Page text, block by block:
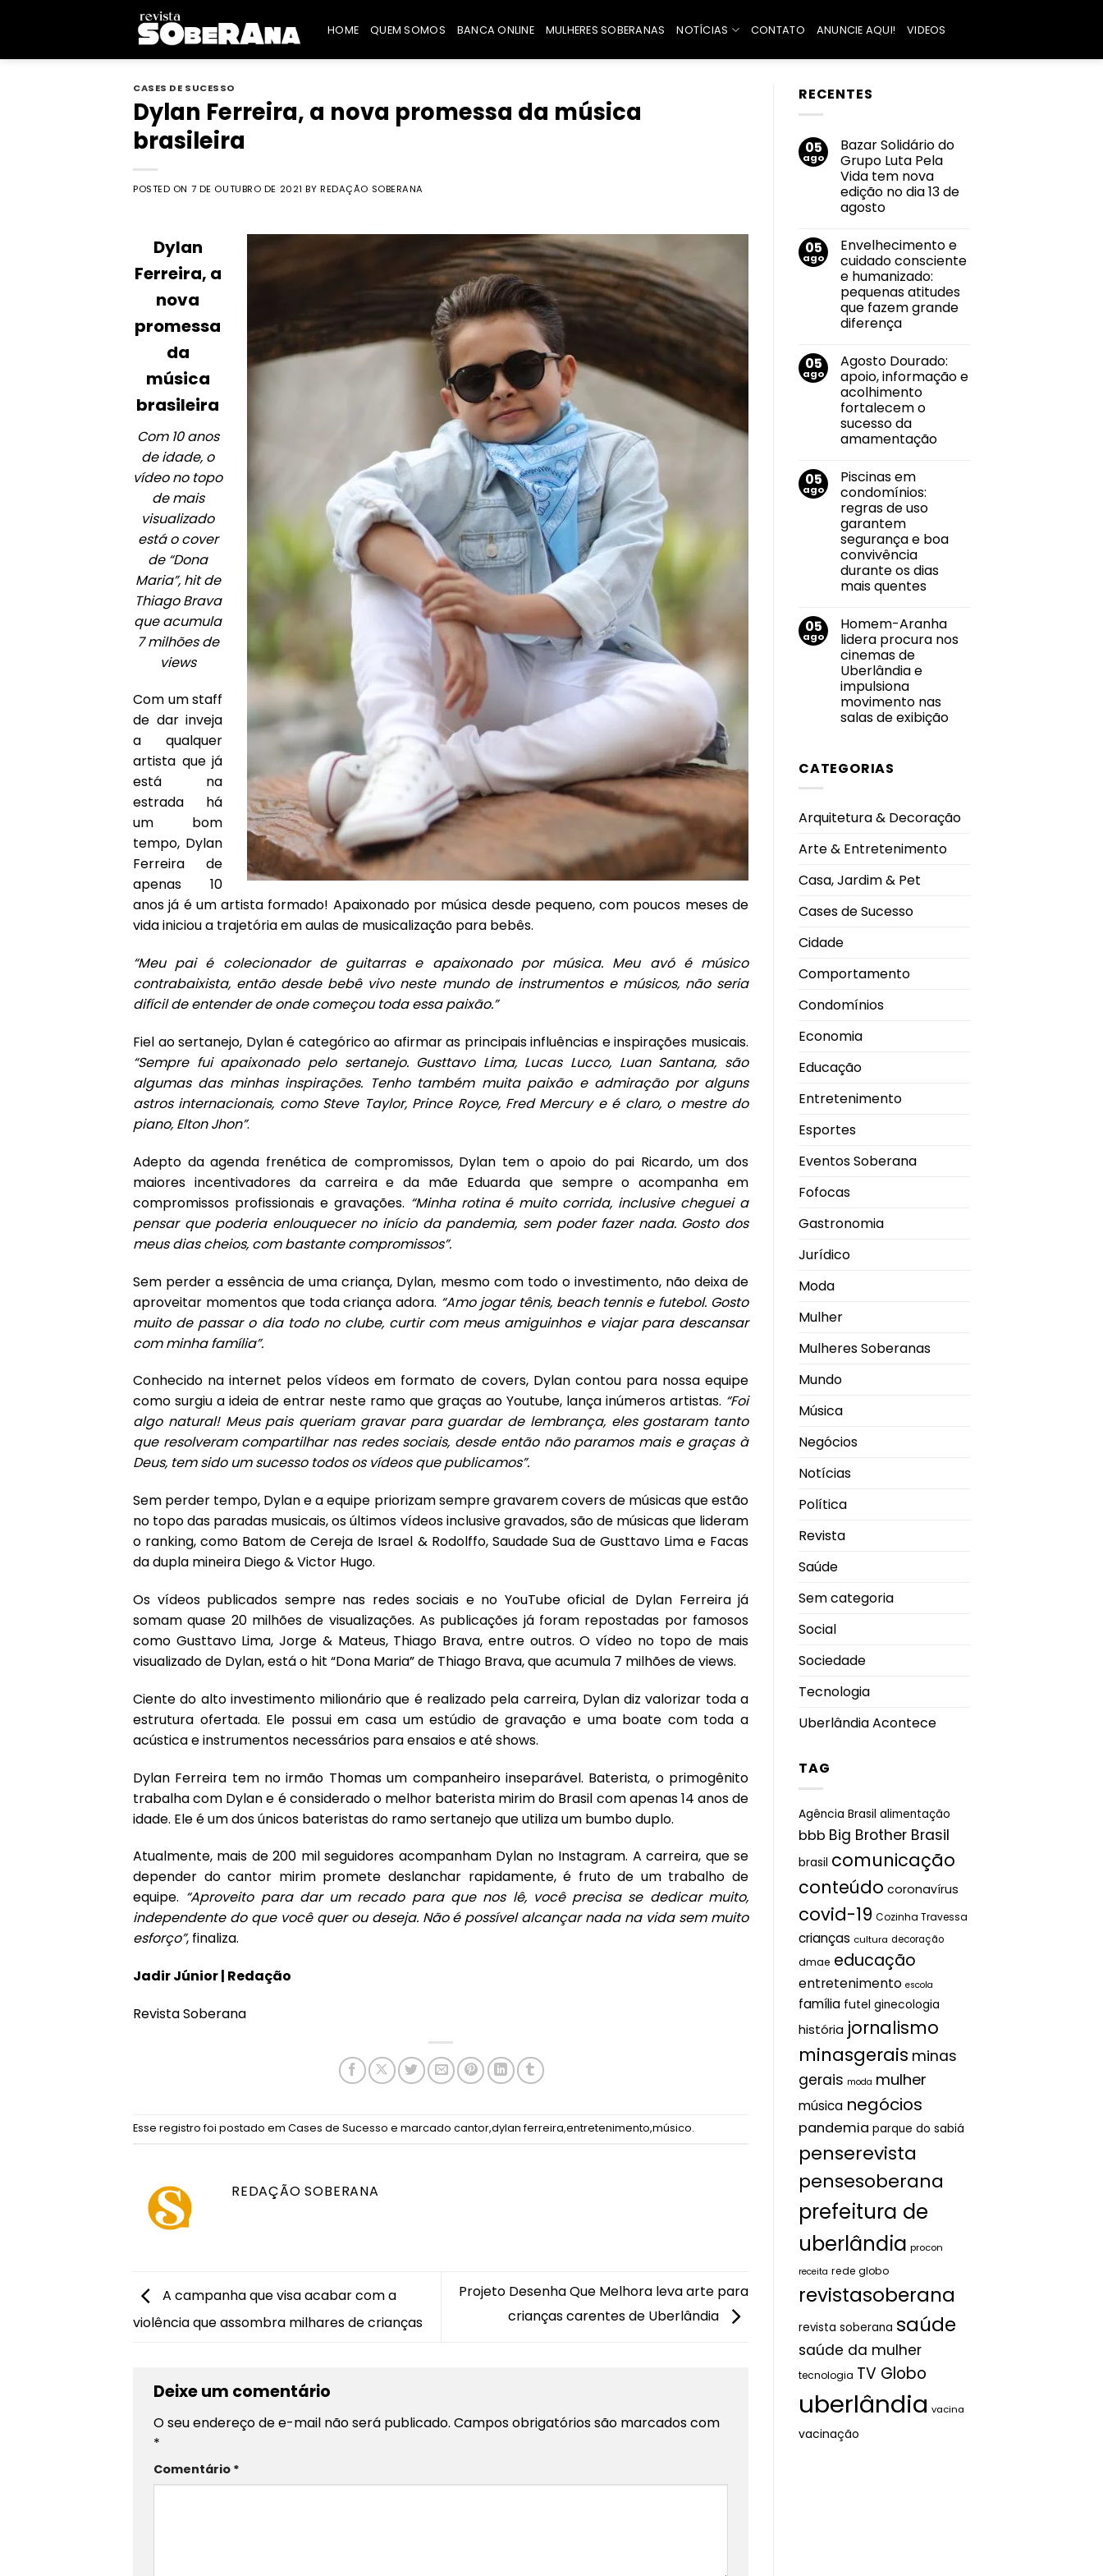
HOME QUEM SOMOS BANCA ONLINE MULHERES SOBERANAS NOTÍCIAS CONTATO ANUNCIE AQUI! VIDEOS
CASES DE SUCESSO
Dylan Ferreira, a nova promessa da música
brasileira
POSTED ON 7 DE OUTUBRO DE 2021 BYREDAÇÃO SOBERANA
Dylan
Ferreira, a
nova
promessa
da
música
brasileira
Com 10 anos
de idade, o
vídeo no topo
de mais
visualizado
está o cover
de “Dona
Maria”, hit de
Thiago Brava
que acumula
7 milhões de
views
Com um staff
de dar inveja
a qualquer
artista que já
está na
estrada há
um bom
tempo, Dylan
Ferreira de
apenas 10
anos já é um artista formado! Apaixonado por música desde pequeno, com poucos meses de
vida iniciou a trajetória em aulas de musicalização para bebês.
“Meu pai é colecionador de guitarras e apaixonado por música. Meu avó é músico
contrabaixista, então desde bebê vivo neste mundo de instrumentos e músicos, não seria
difícil de entender de onde começou toda essa paixão.”
Fiel ao sertanejo, Dylané categórico ao afirmar as principais influências e inspirações musicais.
“Sempre fui apaixonado pelo sertanejo. Gusttavo Lima, Lucas Lucco, Luan Santana, são
algumas das minhas inspirações. Tenho também muita paixão e admiração por alguns
astros internacionais, como Steve Taylor, Prince Royce, Fred Mercury e é claro, o mestre do
piano, Elton Jhon”.
Adepto da agenda frenética de compromissos, Dylan tem o apoio do pai Ricardo, um dos
maiores incentivadores da carreira e da mãe Eduarda que sempre o acompanha em
compromissos profissionais e gravações. “Minha rotina é muito corrida, inclusive cheguei a
pensar que poderia enlouquecer no início da pandemia, sem poder fazer nada. Gosto dos
meus dias cheios, com bastante compromissos”.
Sem perder a essência de uma criança, Dylan, mesmo com todo o investimento, não deixa de
aproveitar momentos que toda criança adora. “Amo jogar tênis, beach tennis e futebol. Gosto
muito de passar o dia todo no clube, curtir com meus amiguinhos e viajar para descansar
com minha família”.
Conhecido na internet pelos vídeos em formato de covers, Dylan contou para nossa equipe
como surgiu a ideia de entrar neste ramo que graças ao Youtube, lança inúmeros artistas. “Foi
algo natural! Meus pais queriam gravar para guardar de lembrança, eles gostaram tanto
que resolveram compartilhar nas redes sociais, desde então não paramos mais e graças à
Deus, tem sido um sucesso todos os vídeos que publicamos”.
Sem perder tempo, Dylan e a equipe priorizam sempre gravarem covers de músicas que estão
no topo das paradas musicais, os últimos vídeos inclusive gravados, são de músicas que lideram
o ranking, como Batom de Cereja de Israel & Rodolffo, Saudade Sua de Gusttavo Lima e Facas
da dupla mineira Diego & Victor Hugo.
Os vídeos publicados sempre nas redes sociais e no YouTube oficial de Dylan Ferreira já
somam quase 20 milhões de visualizações. As publicações já foram repostadas por famosos
como Gusttavo Lima, Jorge & Mateus, Thiago Brava, entre outros. O vídeo no topo de mais
visualizado de Dylan, está o hit “Dona Maria” de Thiago Brava, que acumula 7 milhões de views.
Ciente do alto investimento milionário que é realizado pela carreira, Dylan diz valorizar toda a
estrutura ofertada. Ele possui em casa um estúdio de gravação e uma boate com toda a
acústica e instrumentos necessários para ensaios e até shows.
Dylan Ferreira tem no irmão Thomas um companheiro inseparável. Baterista, o primogênito
trabalha com Dylan e é considerado o melhor baterista mirim do Brasil com apenas 14 anos de
idade. Ele é um dos únicos bateristas do ramo sertanejo que utiliza um bumbo duplo.
Atualmente, mais de 200 mil seguidores acompanham Dylan no Instagram. A carreira, que se
depender do cantor mirim promete deslanchar rapidamente, é fruto de um trabalho de
equipe. “Aproveito para dar um recado para que nos lê, você precisa se dedicar muito,
independente do que você quer ou deseja. Não é possível alcançar nada na vida sem muito
esforço”, finaliza.
Jadir Júnior | Redação
Revista Soberana
Esse registro foi postado em Cases de Sucesso e marcado cantor,dylan ferreira,entretenimento,músico.
REDAÇÃO SOBERANA
A campanha que visa acabar com a
violência que assombra milhares de crianças
Projeto Desenha Que Melhora leva arte para
crianças carentes de Uberlândia
Deixe um comentário
O seu endereço de e-mail não será publicado. Campos obrigatórios são marcados com
*
Comentário *
RECENTES
05
ago
Bazar Solidário do
Grupo Luta Pela
Vida tem nova
edição no dia 13 de
agosto
em
Bazar
Solidário
do
Grupo
Luta
Pela
Vida
tem
no
dia
13
de
agosto
05
ago
Envelhecimento e
cuidado consciente
e humanizado:
pequenas atitudes
que fazem grande
diferença
em
Envelhecimento
e
cuidado
consciente
e
humanizado:
pequenas
atitudes
grande
diferença
05
ago
Agosto Dourado:
apoio, informação e
acolhimento
fortalecem o
sucesso da
amamentação
em
Agosto
Dourado:
apoio,
informação
e
acolhimento
fortalecem
o
sucesso
da
amamentação
05
ago
Piscinas em
condomínios:
regras de uso
garantem
segurança e boa
convivência
durante os dias
mais quentes
em
Piscinas
em
condomínios:
regras
de
uso
garantem
segurança
e
os
dias
05
ago
Homem-Aranha
lidera procura nos
cinemas de
Uberlândia e
impulsiona
movimento nas
salas de exibição
Homem-
Aranha
cinemas
e
movimento
nas
de
exibição
CATEGORIAS
Arquitetura & Decoração
Arte & Entretenimento
Casa, Jardim & Pet
Cases de Sucesso
Cidade
Comportamento
Condomínios
Economia
Educação
Entretenimento
Esportes
Eventos Soberana
Fofocas
Gastronomia
Jurídico
Moda
Mulher
Mulheres Soberanas
Mundo
Música
Negócios
Notícias
Política
Revista
Saúde
Sem categoria
Social
Sociedade
Tecnologia
Uberlândia Acontece
TAG
Agência Brasil alimentação
bbb Big Brother Brasil
brasil comunicação
conteúdo coronavírus
covid-19 Cozinha Travessa
crianças cultura decoração
dmae educação
entretenimento escola
família futel ginecologia
história jornalismo
minasgerais minas
gerais moda mulher
música negócios
pandemia parque do sabiá
penserevista
pensesoberana
prefeitura de
uberlândia procon
receita rede globo
revistasoberana
revista soberana saúde
saúde da mulher
tecnologia TV Globo
uberlândia vacina
vacinação